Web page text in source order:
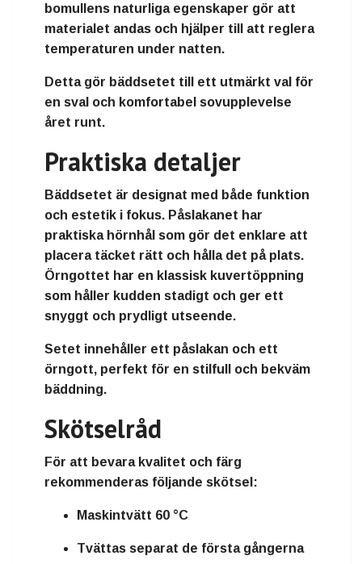
bomullens naturliga egenskaper gör att
materialet andas och hjälper till att reglera
temperaturen under natten.
Detta gör bäddsetet till ett utmärkt val för
en sval och komfortabel sovupplevelse
året runt.
Praktiska detaljer
Bäddsetet är designat med både funktion
och estetik i fokus. Påslakanet har
praktiska hörnhål som gör det enklare att
placera täcket rätt och hålla det på plats.
Örngottet har en klassisk kuvertöppning
som håller kudden stadigt och ger ett
snyggt och prydligt utseende.
Setet innehåller ett påslakan och ett
örngott, perfekt för en stilfull och bekväm
bäddning.
Skötselråd
För att bevara kvalitet och färg
rekommenderas följande skötsel:
Maskintvätt 60 °C
Tvättas separat de första gångerna